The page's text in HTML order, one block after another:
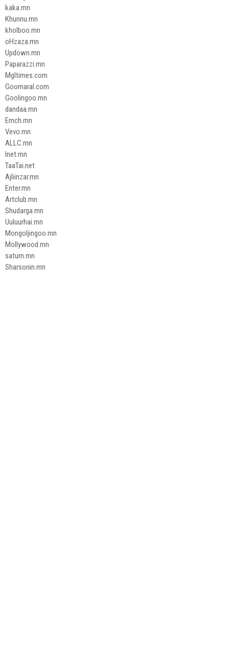
kaka.mn
Khunnu.mn
kholboo.mn
oHzaza.mn
Updown.mn
Paparazzi.mn
Mgltimes.com
Goomaral.com
Goolingoo.mn
dandaa.mn
Emch.mn
Vevo.mn
ALLC.mn
Inet.mn
TaaTai.net
Ajliinzar.mn
Enter.mn
Artclub.mn
Shudarga.mn
Uuluurhai.mn
Mongoljingoo.mn
Mollywood.mn
saturn.mn
Sharsonin.mn